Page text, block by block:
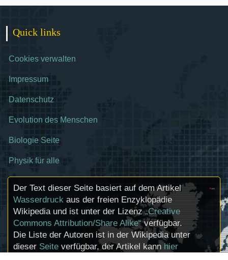
Quick links
Cookies verwalten
Impressum
Datenschutz
Evolution des Menschen
Biologie Seite
Physik für alle
Der Text dieser Seite basiert auf dem Artikel
Wasserdruck aus der freien Enzyklopädie
Wikipedia und ist unter der Lizenz„Creative
Commons Attribution/Share Alike“verfügbar.
Die Liste der Autoren ist in der Wikipedia unter
dieser Seite verfügbar, der Artikel kannhier